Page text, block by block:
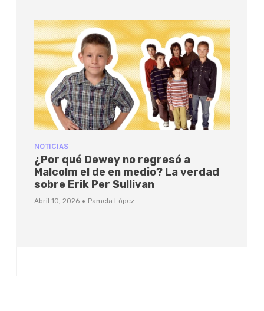
NOTICIAS
¿Por qué Dewey no regresó a
Malcolm el de en medio? La verdad
sobre Erik Per Sullivan
Abril 10, 2026 · Pamela López